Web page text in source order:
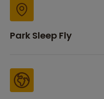
Park Sleep Fly